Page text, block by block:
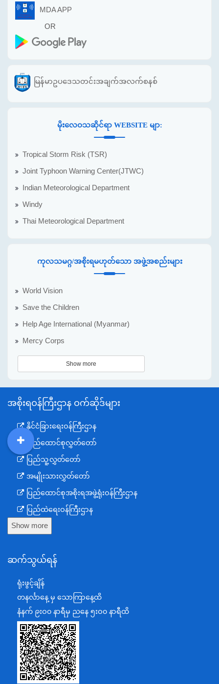
MDA APP
OR
မြန်မာဥပဒေသတင်းအချက်အလက်စနစ်
မိုးလေဝသဆိုင်ရာ WEBSITE မျာ:
Tropical Storm Risk (TSR)
Joint Typhoon Warning Center(JTWC)
Indian Meteorological Department
Windy
Thai Meteorological Department
ကုလသမဂ္ဂ/အစိုးရမဟုတ်သော အဖွဲ့အစည်းများ
World Vision
Save the Children
Help Age International (Myanmar)
Mercy Corps
Show more
အစိုးရဝန်ကြီးဌာန ဝက်ဆိုဒ်များ
နိုင်ငံခြားရေးဝန်ကြီးဌာန
ပြည်ထောင်စုလွှတ်တော်
ပြည်သူ့လွှတ်တော်
အမျိုးသားလွှတ်တော်
ပြည်ထောင်စုအစိုးရအဖွဲ့ရုံးဝန်ကြီးဌာန
ပြည်ထဲရေးဝန်ကြီးဌာန
ကာကွယ်ရေးဝန်ကြီးဌာန
စီမံကိန်း၊ဘဏ္ဍာရေးနှင့်စက်မှုဝန်ကြီးဌာန
အပြည်ပြည်ဆိုင်ရာပူးပေါင်းဆောင်ရွက်ရေးဝန်ကြီးဌာန
ပြန်ကြားရေးဝန်ကြီးဌာန
သာသနာရေးနှင့် ယဉ်ကျေးမှုဝန်ကြီးဌာန
စိုက်ပျိုးရေး၊မွေးမြူရေးနှင့်ဆည်မြောင်းဝန်ကြီးဌာန
ပို့ဆောင်ရေးနှင့်ဆက်သွယ်ရေးဝန်ကြီးဌာန
သယံဇာတနှင့်ပတ်ဝန်းကျင်ထိန်းသိမ်းရေးဝန်ကြီးဌာန
Show more
ဆက်သွယ်ရန်
ရုံးဖွင့်ချိန်
တနင်္လာနေ့ မှ သောကြာနေ့ထိ
နံနက် ၉းဝ၀ နာရီမှ ညနေ ၅းဝ၀ နာရီထိ